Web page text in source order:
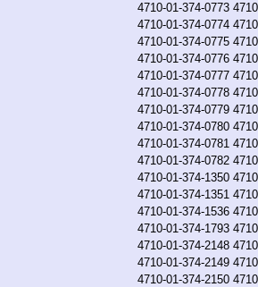
4710-01-374-0773
4710-01-374-0774
4710-01-374-0775
4710-01-374-0776
4710-01-374-0777
4710-01-374-0778
4710-01-374-0779
4710-01-374-0780
4710-01-374-0781
4710-01-374-0782
4710-01-374-1350
4710-01-374-1351
4710-01-374-1536
4710-01-374-1793
4710-01-374-2148
4710-01-374-2149
4710-01-374-2150